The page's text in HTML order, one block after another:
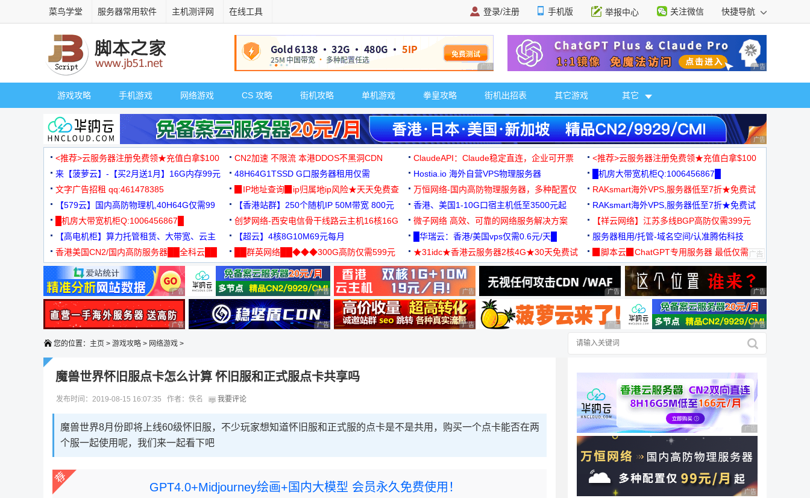
菜鸟学堂 服务器常用软件 主机测评网 在线工具 登录/注册 手机版 举报中心 关注微信 快捷导航
广告 商业广告，理性选择 广告 商业广告，理
游戏攻略 手机游戏 网络游戏 CS 攻略 街机攻略 单机游戏 拳皇攻略 街机出招表 其它游戏 其它
广告 商业广告，理
<推荐>云服务器注册免费领★充值白拿$100 CN2加速 不限流 本港DDOS不黑洞CDN ClaudeAPI：Claude稳定直连，企业可开票
<推荐>云服务器注册免费领★充值白拿$100
来【菠萝云】-【买2月送1月】16G内存99元
48H64G1TSSD G口服务器租用仅需
3000+可免费测试
Hostia.io 海外自营VPS物理服务器
█机房大带宽机柜Q:1006456867█
文字广告招租 qq:461478385
▉IP地址查询▉ip归属地ip风险★天天免费查
万恒网络-国内高防物理服务器，多种配置仅
99元/月起
RAKsmart海外VPS,服务器低至7折★免费试
用★
【579云】国内高防物理机,40H64G仅需99
元
【香港站群】250个随机IP 50M带宽 800元 香港、美国1-10G口宿主机低至3500元起
RAKsmart海外VPS,服务器低至7折★免费试
用★
█机房大带宽机柜Q:1006456867█
创梦网络-西安电信骨干线路云主机16核16G
88元/月
微子网络 高效、可靠的网络服务解决方案
【祥云网络】江苏多线BGP高防仅需399元
【高电机柜】算力托管租赁、大带宽、云主
机
【超云】4核8G10M69元每月 █华瑞云：香港/美国vps仅需0.6元/天█
服务器租用/托管-域名空间/认准腾佑科技
香港美国CN2/国内高防服务器██全科云██
██群英网络██◆◆◆300G高防仅需599元
◆◆◆
★31idc★香港云服务器2核4G★30天免费试
用◆
▉脚本云▉ChatGPT专用服务器 最低仅需
19元/月
广告 商业广告，理性选择 广告 商业广告，理性选择 广告 商业广告，理性选择 广告 商业广告，理性选择 广告 商业广告，理
广告 商业广告，理性选择 广告 商业广告，理性选择 广告 商业广告，理性选择 广告 商业广告，理性选择 广告 商业广告，理
您的位置： 主页 > 游戏攻略 > 网络游戏 >
魔兽世界怀旧服点卡怎么计算 怀旧服和正式服点卡共享吗
发布时间：2019-08-15 16:07:35 作者：佚名 我要评论
魔兽世界8月份即将上线60级怀旧服，不少玩家想知道怀旧服和正式服的点卡是不是共用，购买一个点卡能否在两
个服一起使用呢，我们来一起看下吧
GPT4.0+Midjourney绘画+国内大模型 会员永久免费使用！
广告 商业广告，理性
广告 商业广告，理性